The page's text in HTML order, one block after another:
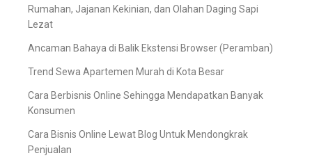
Rumahan, Jajanan Kekinian, dan Olahan Daging Sapi
Lezat
Ancaman Bahaya di Balik Ekstensi Browser (Peramban)
Trend Sewa Apartemen Murah di Kota Besar
Cara Berbisnis Online Sehingga Mendapatkan Banyak
Konsumen
Cara Bisnis Online Lewat Blog Untuk Mendongkrak
Penjualan